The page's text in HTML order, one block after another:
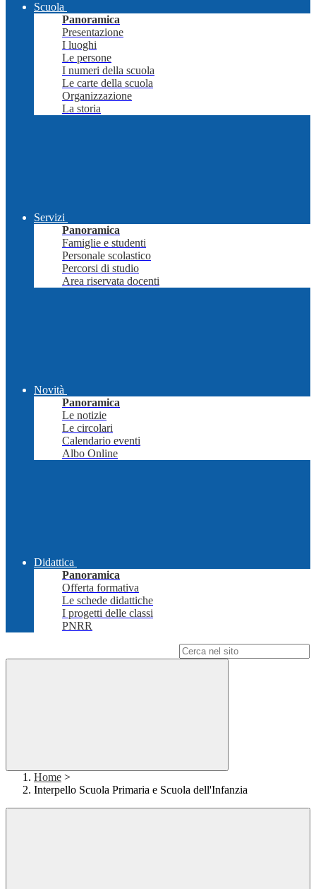
Scuola
Panoramica
Presentazione
I luoghi
Le persone
I numeri della scuola
Le carte della scuola
Organizzazione
La storia
Servizi
Panoramica
Famiglie e studenti
Personale scolastico
Percorsi di studio
Area riservata docenti
Novità
Panoramica
Le notizie
Le circolari
Calendario eventi
Albo Online
Didattica
Panoramica
Offerta formativa
Le schede didattiche
I progetti delle classi
PNRR
Home >
Interpello Scuola Primaria e Scuola dell'Infanzia